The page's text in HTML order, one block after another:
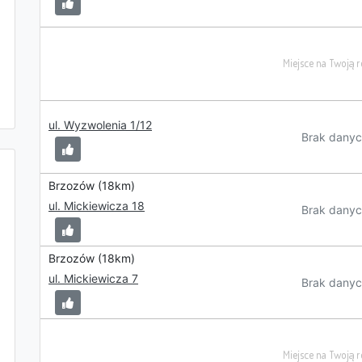
ul. Wyzwolenia 1/12
Brak
Brzozów (18km)
ul. Mickiewicza 18
Brak
Brzozów (18km)
ul. Mickiewicza 7
Brak